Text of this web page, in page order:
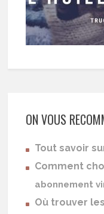
ON VOUS
Tout savoir
Comment
abonnement
Où trouver les